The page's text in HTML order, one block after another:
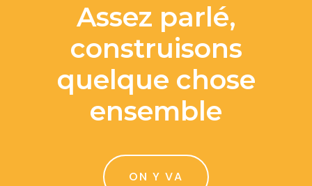
Assez parlé,
construisons
quelque chose
ensemble
ON Y VA